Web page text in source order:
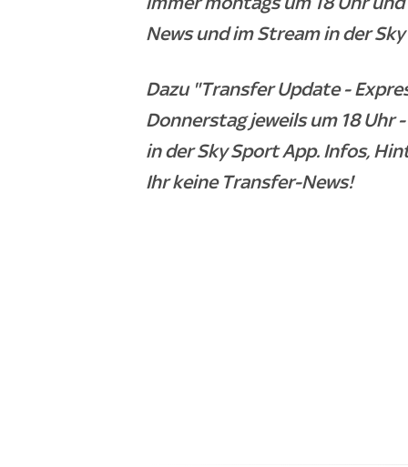
News und im Stream in der
Dazu "Transfer Update -
Donnerstag jeweils um 18 Uhr
in der Sky Sport App. Infos,
Ihr keine Transfer-News!